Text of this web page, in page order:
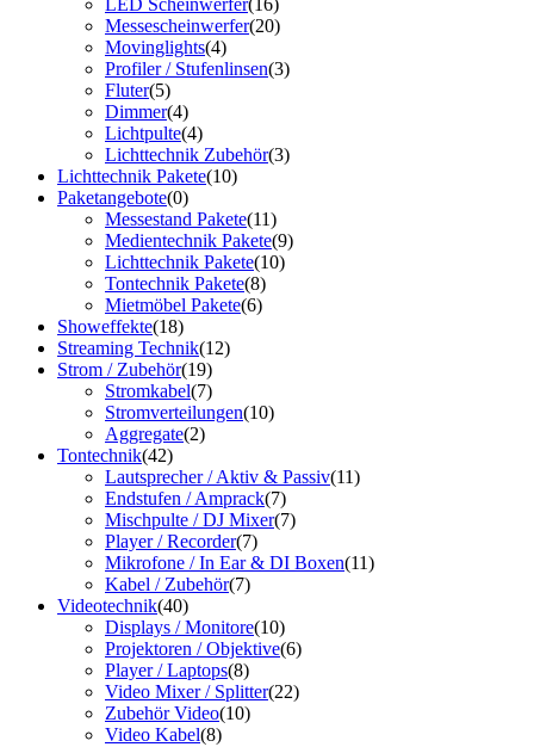
LED Scheinwerfer(16)
Messescheinwerfer(20)
Movinglights(4)
Profiler / Stufenlinsen(3)
Fluter(5)
Dimmer(4)
Lichtpulte(4)
Lichttechnik Zubehör(3)
Lichttechnik Pakete(10)
Paketangebote(0)
Messestand Pakete(11)
Medientechnik Pakete(9)
Lichttechnik Pakete(10)
Tontechnik Pakete(8)
Mietmöbel Pakete(6)
Showeffekte(18)
Streaming Technik(12)
Strom / Zubehör(19)
Stromkabel(7)
Stromverteilungen(10)
Aggregate(2)
Tontechnik(42)
Lautsprecher / Aktiv & Passiv(11)
Endstufen / Amprack(7)
Mischpulte / DJ Mixer(7)
Player / Recorder(7)
Mikrofone / In Ear & DI Boxen(11)
Kabel / Zubehör(7)
Videotechnik(40)
Displays / Monitore(10)
Projektoren / Objektive(6)
Player / Laptops(8)
Video Mixer / Splitter(22)
Zubehör Video(10)
Video Kabel(8)